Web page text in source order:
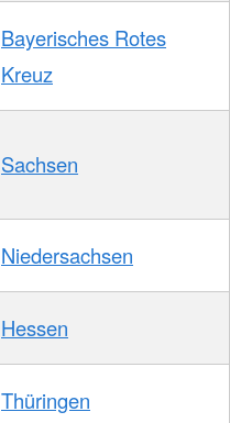
Bayerisches Rotes
Kreuz
Sachsen
Niedersachsen
Hessen
Thüringen